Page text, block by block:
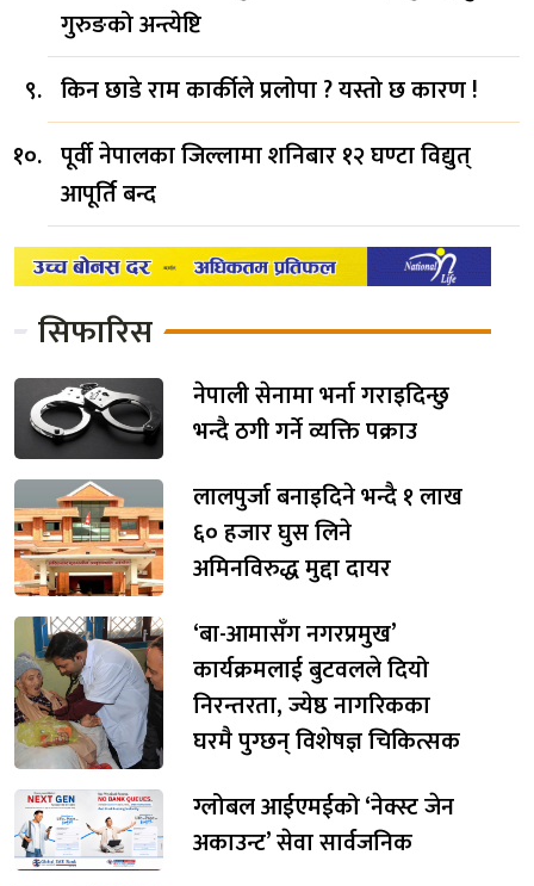
गुरुङको अन्त्येष्टि
किन छाडे राम कार्कीले प्रलोपा ? यस्तो छ कारण !
पूर्वी नेपालका जिल्लामा शनिबार १२ घण्टा विद्युत्
आपूर्ति बन्द
सिफारिस
नेपाली सेनामा भर्ना गराइदिन्छु
भन्दै ठगी गर्ने व्यक्ति पक्राउ
लालपुर्जा बनाइदिने भन्दै १ लाख
६० हजार घुस लिने
अमिनविरुद्ध मुद्दा दायर
‘बा-आमासँग नगरप्रमुख’
कार्यक्रमलाई बुटवलले दियो
निरन्तरता, ज्येष्ठ नागरिकका
घरमै पुग्छन् विशेषज्ञ चिकित्सक
ग्लोबल आईएमईको ‘नेक्स्ट जेन
अकाउन्ट’ सेवा सार्वजनिक